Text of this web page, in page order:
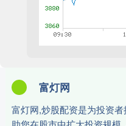
富灯网
富灯网,炒股配资是为投资